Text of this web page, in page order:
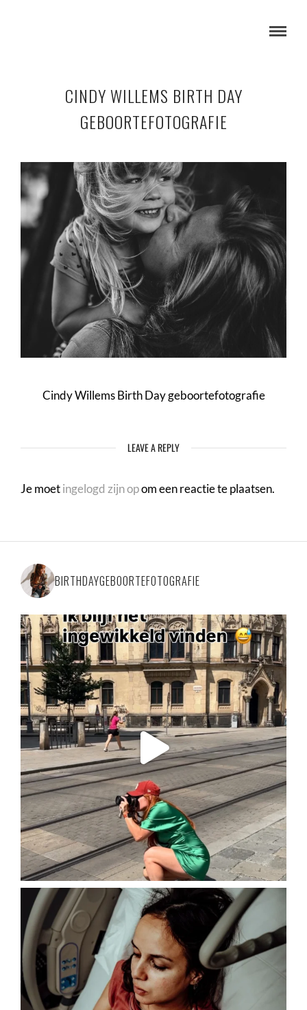
CINDY WILLEMS BIRTH DAY
GEBOORTEFOTOGRAFIE
Cindy Willems Birth Day geboortefotografie
LEAVE A REPLY
Je moetingelogd zijn opom een reactie te plaatsen.
BIRTHDAYGEBOORTEFOTOGRAFIE